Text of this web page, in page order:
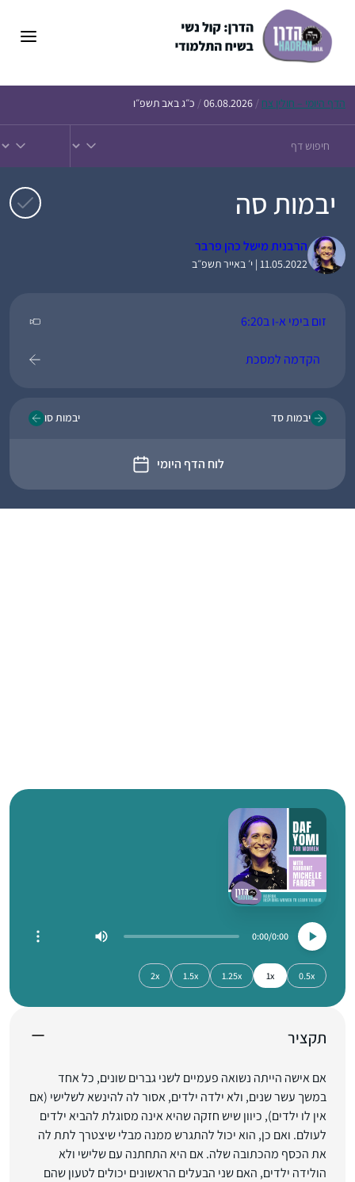
הדף היומי – חולין צח /
06.08.2026
/ כ״ג באב תשפ״ו
יבמות סה
הרבנית מישל כהן פרבר
11.05.2022 | י׳ באייר תשפ״ב
זום בימי א-ו ב6:20
הקדמה למסכת
יבמות סד
לוח הדף היומי
יבמות סו
0:00
0:00
0.5x
1x
1.25x
1.5x
2x
תקציר
אם אישה הייתה נשואה פעמיים לשני גברים שונים, כל אחד
במשך עשר שנים, ולא ילדה ילדים, אסור לה להינשא לשלישי (אם
אין לו ילדים), כיוון שיש חזקה שהיא אינה מסוגלת להביא ילדים
לעולם. ואם כן, הוא יכול להתגרש ממנה מבלי שיצטרך לתת לה
את הכסף מהכתובה שלה. אם היא התחתנה עם שלישי ולא
הולידה ילדים, האם שני הבעלים הראשונים יכולים לטעון שהם